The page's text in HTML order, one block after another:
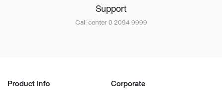
Support
Call center 0 2094 9999
Product Info Corporate